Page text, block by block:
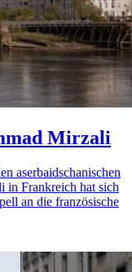
Mirzali
aserbaidschanischen
in Frankreich hat sich
an die französische